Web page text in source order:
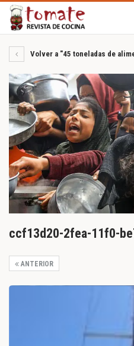
Volver a "45 toneladas de
ccf13d20-2fea-11f0-
ANTERIOR